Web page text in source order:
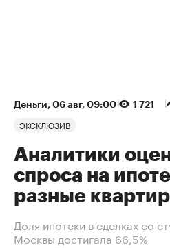
Деньги⁠, 06 авг, 09:00 1 721
ЭКСКЛЮЗИВ
Аналитики
спроса на
разные
Доля ипотеки в сделках со
Москвы достигала 66,5%